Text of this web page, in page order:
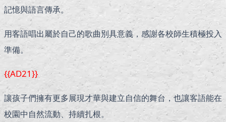
記憶與語言傳承。
用客語唱出屬於自己的歌曲別具意義，感謝各校師生積極投入
準備。
{{AD21}}
讓孩子們擁有更多展現才華與建立自信的舞台，也讓客語能在
校園中自然流動、持續扎根。